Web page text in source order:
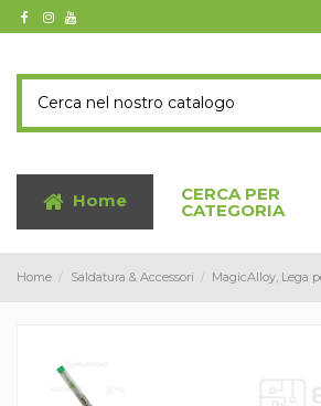
Home CERCA PER
CATEGORIA
Home Saldatura & Accessori MagicAlloy, Lega